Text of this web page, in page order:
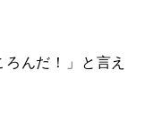
んだ！」と言え